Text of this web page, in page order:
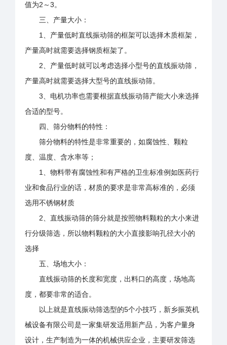
值为2～3。
三、产量大小：
1、产量低时直线振动筛的框架可以选择木质框架，
产量高时就需要选择钢质框架了。
2、产量低时就可以考虑选择小型号的直线振动筛，
产量高时就需要选择大型号的直线振动筛。
3、电机功率也需要根据直线振动筛产能大小来选择
合适的型号。
四、筛分物料的特性：
筛分物料的特性是非常重要的，如腐蚀性、颗粒
度、温度、含水率等；
1、物料带有腐蚀性和有严格的卫生标准例如医药行
业和食品行业的话，材质的要求是非常高标准的，必须
选用不锈钢材质
2、直线振动筛的筛分就是按照物料颗粒的大小来进
行分级筛选，所以物料颗粒的大小直接影响孔径大小的
选择
五、场地大小：
直线振动筛的长度和宽度，出料口的高度，场地高
度，都要非常的适合。
以上就是直线振动筛选型的5个小技巧，新乡振英机
械设备有限公司是一家集研发适用新产品，为客户量身
设计，生产制造为一体的机械供应企业，主要研发筛选